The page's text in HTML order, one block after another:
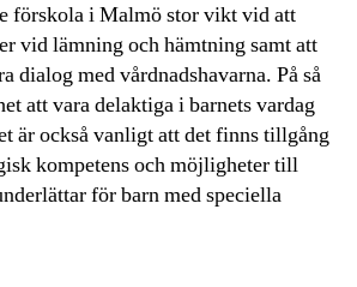
förskola i Malmö stor vikt vid att
vid lämning och hämtning samt att
dialog med vårdnadshavarna. På så
att vara delaktiga i barnets vardag
är också vanligt att det finns tillgång
kompetens och möjligheter till
för barn med speciella